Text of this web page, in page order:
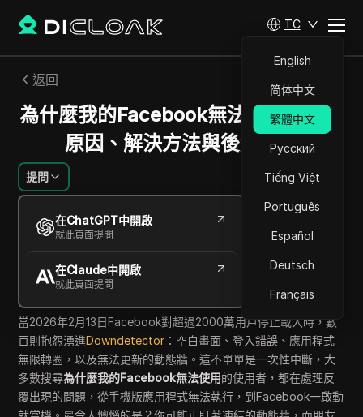
TC
English
简体中文
繁體中文
Русский
Tiếng Việt
Português
Español
Deutsch
Français
返回
為什麼我的Facebook無法使用？真正
原因、解決方法與後續處置
提問
在ChatGPT中開啟
就此頁面提問
在Claude中開啟
就此頁面提問
William Davis
2026年6月 12 分鐘 閱讀
Copy Link
當2026年2月13日Facebook對超過2000萬用戶停止載入時，數
百則抱怨湧進Downdetector ：空白畫面、登入錯誤、應用程式
無限轉圈，以及無法更新的動態牆。這不單單是一次性中斷，大
多數搜尋為什麼我的Facebook無法使用的使用者，都在處理反
覆出現的問題，從手機版應用程式無法執行，到Facebook一啟動